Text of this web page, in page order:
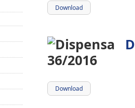
Download
Download